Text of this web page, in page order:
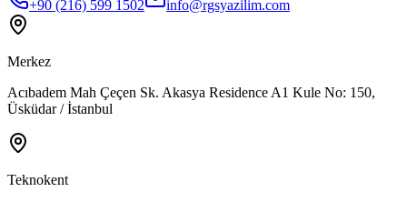
+90 (216) 599 1502 info@rgsyazilim.com
Merkez
Acıbadem Mah Çeçen Sk. Akasya Residence A1 Kule No: 150,
Üsküdar / İstanbul
Teknokent